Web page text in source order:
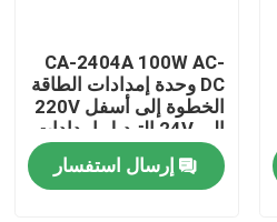
CA-2404A 100W AC-
DC وحدة إمدادات الطاقة
الخطوة إلى أسفل 220V
إلى 24V التبديل إمدادات
الطاقة
إرسال استفسار